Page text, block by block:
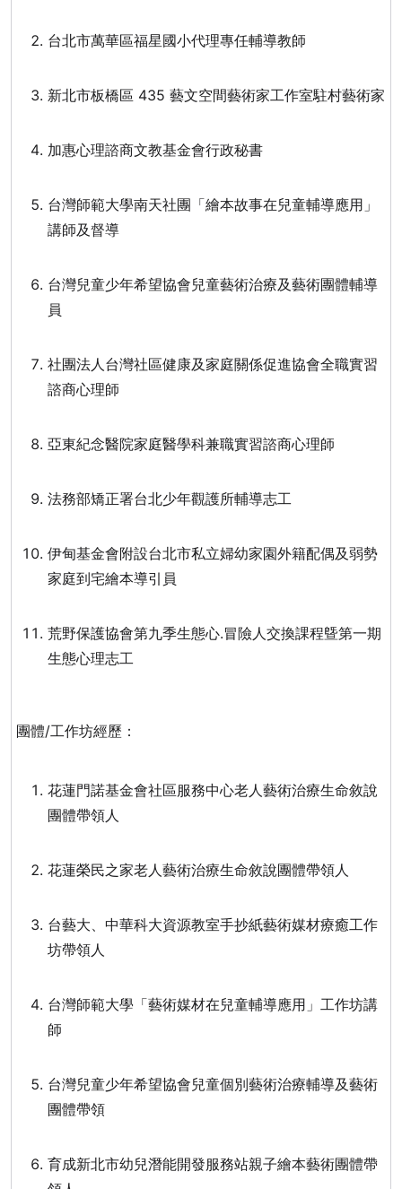
台北市萬華區福星國小代理專任輔導教師
新北市板橋區 435 藝文空間藝術家工作室駐村藝術家
加惠心理諮商文教基金會行政秘書
台灣師範大學南天社團「繪本故事在兒童輔導應用」
講師及督導
台灣兒童少年希望協會兒童藝術治療及藝術團體輔導
員
社團法人台灣社區健康及家庭關係促進協會全職實習
諮商心理師
亞東紀念醫院家庭醫學科兼職實習諮商心理師
法務部矯正署台北少年觀護所輔導志工
伊甸基金會附設台北市私立婦幼家園外籍配偶及弱勢
家庭到宅繪本導引員
荒野保護協會第九季生態心.冒險人交換課程曁第一期
生態心理志工
團體/工作坊經歷：
花蓮門諾基金會社區服務中心老人藝術治療生命敘說
團體帶領人
花蓮榮民之家老人藝術治療生命敘說團體帶領人
台藝大、中華科大資源教室手抄紙藝術媒材療癒工作
坊帶領人
台灣師範大學「藝術媒材在兒童輔導應用」工作坊講
師
台灣兒童少年希望協會兒童個別藝術治療輔導及藝術
團體帶領
育成新北市幼兒潛能開發服務站親子繪本藝術團體帶